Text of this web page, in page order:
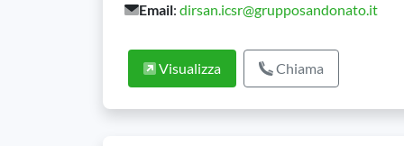
Email: dirsan.icsr@grupposandonato.it
Visualizza Chiama